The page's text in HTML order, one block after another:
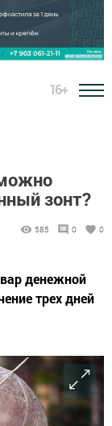
16+
зонт?
585 0 0
денежной
трех дней